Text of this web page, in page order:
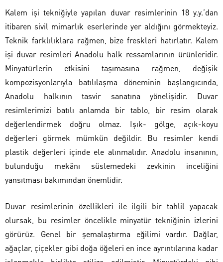
Kalem işi tekniğiyle yapılan duvar resimlerinin 18 y.y.’dan
itibaren sivil mimarlık eserlerinde yer aldığını görmekteyiz.
Teknik farklılıklara rağmen, bize freskleri hatırlatır. Kalem
işi duvar resimleri Anadolu halk ressamlarının ürünleridir.
Minyatürlerin etkisini taşımasına rağmen, değişik
kompozisyonlarıyla batılılaşma döneminin başlangıcında,
Anadolu halkının tasvir sanatına yönelişidir. Duvar
resimlerimizi batılı anlamda bir tablo, bir resim olarak
değerlendirmek doğru olmaz. Işık- gölge, açık-koyu
değerleri görmek mümkün değildir. Bu resimler kendi
plastik değerleri içinde ele alınmalıdır. Anadolu insanının,
bulunduğu mekânı süslemedeki zevkinin inceliğini
yansıtması bakımından önemlidir.
Duvar resimlerinin özellikleri ile ilgili bir tahlil yapacak
olursak, bu resimler öncelikle minyatür tekniğinin izlerini
görürüz. Genel bir şemalaştırma eğilimi vardır. Dağlar,
ağaçlar, çiçekler gibi doğa öğeleri en ince ayrıntılarına kadar